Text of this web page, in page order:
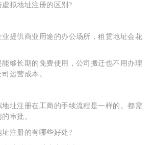
拟地址注册的区别?
供商业用途的办公场所，租赁地址会花
长期的免费使用，公司搬迁也不用办理
运营成本。
注册在工商的手续流程是一样的。都需
审批。
注册的有哪些好处?